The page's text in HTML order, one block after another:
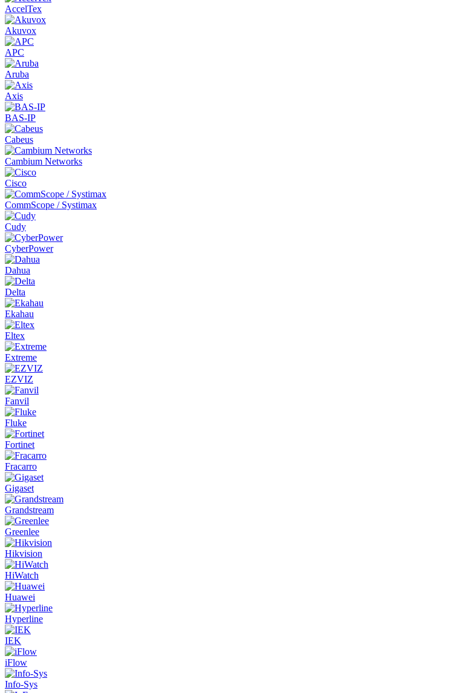
AccelTex
Akuvox
APC
Aruba
Axis
BAS-IP
Cabeus
Cambium Networks
Cisco
CommScope / Systimax
Cudy
CyberPower
Dahua
Delta
Ekahau
Eltex
Extreme
EZVIZ
Fanvil
Fluke
Fortinet
Fracarro
Gigaset
Grandstream
Greenlee
Hikvision
HiWatch
Huawei
Hyperline
IEK
iFlow
Info-Sys